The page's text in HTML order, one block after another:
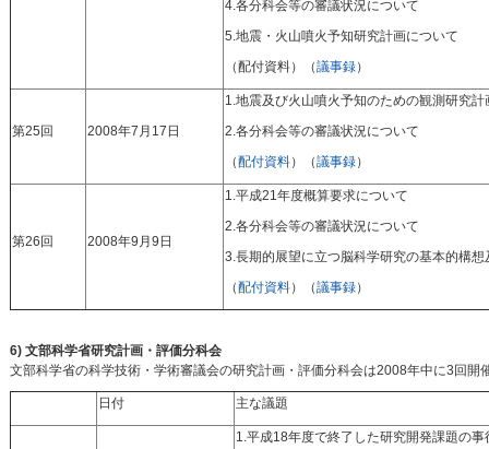
4.各分科会等の審議状況について
5.地震・火山噴火予知研究計画について
（配付資料）（議事録）
第25回 2008年7月17日
1.地震及び火山噴火予知のための観測研究
2.各分科会等の審議状況について
（配付資料）（議事録）
第26回 2008年9月9日
1.平成21年度概算要求について
2.各分科会等の審議状況について
3.長期的展望に立つ脳科学研究の基本的構
（配付資料）（議事録）
6) 文部科学省研究計画・評価分科会
文部科学省の科学技術・学術審議会の研究計画・評価分科会は2008年中に3回開
日付 主な議題
1.平成18年度で終了した研究開発課題の